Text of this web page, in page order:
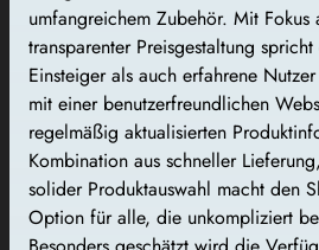
umfangreichem Zubehör. Mit Fokus
transparenter Preisgestaltung
Einsteiger als auch erfahrene
mit einer benutzerfreundlichen
regelmäßig aktualisierten
Kombination aus schneller
solider Produktauswahl macht den
Option für alle, die unkompliziert